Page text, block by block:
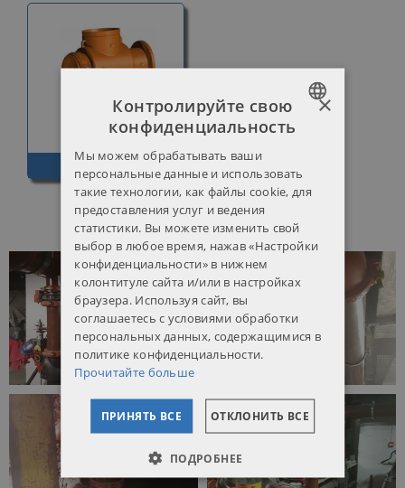
Диффузор
Галерея
POLISH
RUSSIAN
UKRAINIAN
×
Контролируйте свою
конфиденциальность
Мы можем обрабатывать ваши
персональные данные и использовать
такие технологии, как файлы cookie, для
предоставления услуг и ведения
статистики. Вы можете изменить свой
выбор в любое время, нажав «Настройки
конфиденциальности» в нижнем
колонтитуле сайта и/или в настройках
браузера. Используя сайт, вы
соглашаетесь с условиями обработки
персональных данных, содержащимися в
политике конфиденциальности.
Прочитайте больше
ПРИНЯТЬ ВСЕ ОТКЛОНИТЬ ВСЕ
ПОДРОБНЕЕ